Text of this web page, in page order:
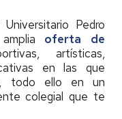
Pedro
oferta de
artísticas,
en las que
todo ello en un
colegial que te